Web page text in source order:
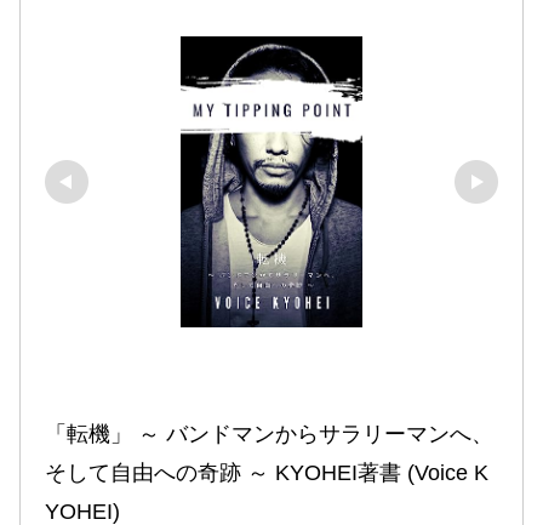
「転機」 ～ バンドマンからサラリーマンへ、
そして自由への奇跡 ～ KYOHEI著書 (Voice K
YOHEI)